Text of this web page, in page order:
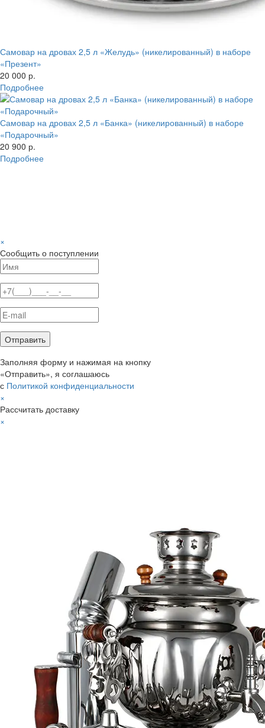
Самовар на дровах 2,5 л «Желудь» (никелированный) в наборе
«Презент»
20 000 р.
Подробнее
Самовар на дровах 2,5 л «Банка» (никелированный) в наборе
«Подарочный»
20 900 р.
Подробнее
×
Сообщить о поступлении
Заполняя форму и нажимая на кнопку
«Отправить», я соглашаюсь
с Политикой конфиденциальности
×
Рассчитать доставку
×